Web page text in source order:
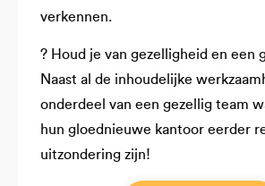
verkennen.
? Houd je van gezelligheid en een
Naast al de inhoudelijke
onderdeel van een gezellig team
hun gloednieuwe kantoor eerder
uitzondering zijn!